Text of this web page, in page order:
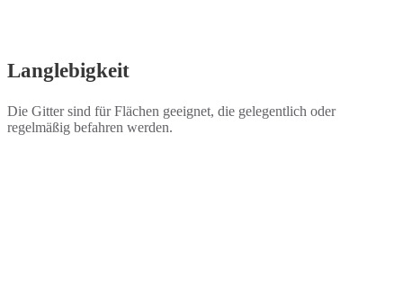
Langlebigkeit
Die Gitter sind für Flächen geeignet, die gelegentlich oder
regelmäßig befahren werden.